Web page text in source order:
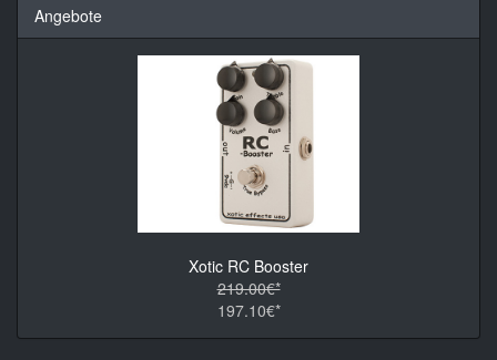
Angebote
Xotic RC Booster
219.00€*
197.10€*